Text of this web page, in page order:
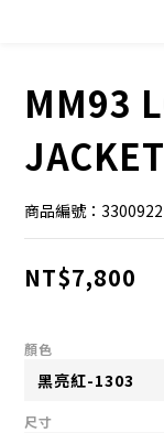
MM93
商品編號：3300922
NT$7,800
顏色
尺寸